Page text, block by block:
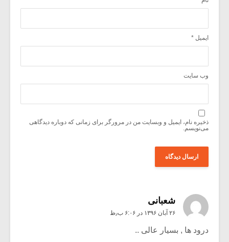
ایمیل *
وب‌ سایت
ذخیره نام، ایمیل و وبسایت من در مرورگر برای زمانی که دوباره دیدگاهی
می‌نویسم.
شعبانی
۲۶ آبان ۱۳۹۶ در ۶:۰۶ ب٫ظ
درود ها , بسیار عالی ..